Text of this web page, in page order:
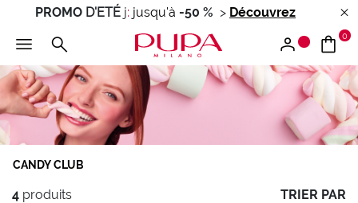
PROMO D'ETÉ j: jusqu'à -50 % > Découvrez
0
CANDY CLUB
4 produits TRIER PAR